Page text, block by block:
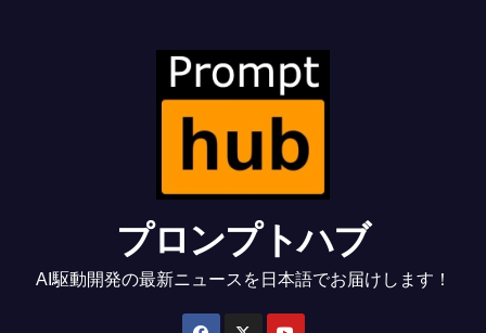
プロンプトハブ
AI駆動開発の最新ニュースを日本語でお届けします！